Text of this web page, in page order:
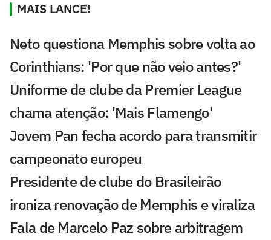
MAIS LANCE!
Neto questiona Memphis sobre volta ao
Corinthians: 'Por que não veio antes?'
Uniforme de clube da Premier League
chama atenção: 'Mais Flamengo'
Jovem Pan fecha acordo para transmitir
campeonato europeu
Presidente de clube do Brasileirão
ironiza renovação de Memphis e viraliza
Fala de Marcelo Paz sobre arbitragem